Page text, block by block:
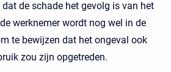
de schade het gevolg is van het
werknemer wordt nog wel in de
te bewijzen dat het ongeval ook
zou zijn opgetreden.